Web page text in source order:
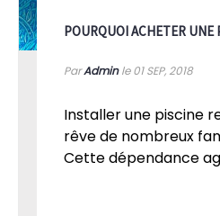
POURQUOI ACHETER UNE
ParAdminle 01SEP, 2018
Installer une piscine
rêve de nombreux
Cette dépendance